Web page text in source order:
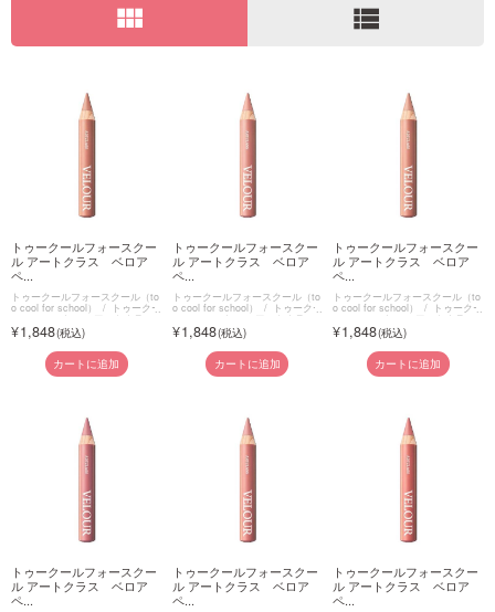
ご利用ガイド
ログイン・新規会員登録
view_module view_list
トゥークールフォースクー
ル アートクラス ベロア
ペ...
トゥークールフォースクール（to
o cool for school） トゥークー
ルフォースクール アートクラ
ス ベロアペンシル
1,848
カートに追加
トゥークールフォースクー
ル アートクラス ベロア
ペ...
トゥークールフォースクール（to
o cool for school） トゥークー
ルフォースクール アートクラ
ス ベロアペンシル
1,848
カートに追加
トゥークールフォースクー
ル アートクラス ベロア
ペ...
トゥークールフォースクール（to
o cool for school） トゥークー
ルフォースクール アートクラ
ス ベロアペンシル
1,848
カートに追加
トゥークールフォースクー
ル アートクラス ベロア
ペ...
トゥークールフォースクー
ル アートクラス ベロア
ペ...
トゥークールフォースクー
ル アートクラス ベロア
ペ...